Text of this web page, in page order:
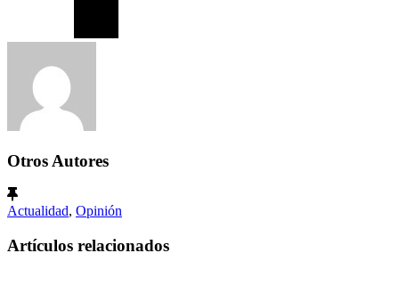
Otros Autores
Actualidad, Opinión
Artículos relacionados